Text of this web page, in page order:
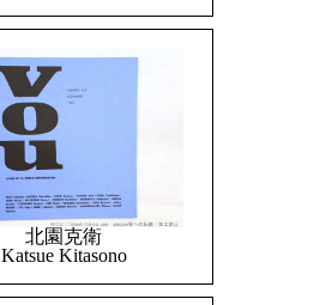
北園克衛
Katsue Kitasono